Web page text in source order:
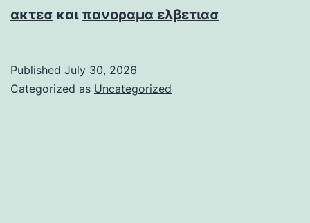
ακτεσ και πανοραμα ελβετιασ
Published July 30, 2026
Categorized as Uncategorized